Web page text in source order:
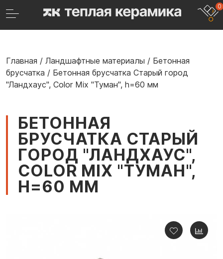
0
Главная / Ландшафтные материалы / Бетонная
брусчатка / Бетонная брусчатка Старый город
"Ландхаус", Color Mix "Туман", h=60 мм
БЕТОННАЯ
БРУСЧАТКА СТАРЫЙ
ГОРОД "ЛАНДХАУС",
COLOR MIX "ТУМАН",
H=60 ММ